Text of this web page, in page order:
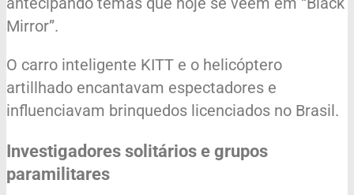
Mirror”.
O carro inteligente KITT e o helicóptero
artillhado encantavam espectadores e
influenciavam brinquedos licenciados no Brasil.
Investigadores solitários e grupos
paramilitares